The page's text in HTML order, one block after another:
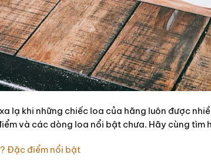
lạ khi những chiếc loa của hãng luôn được
và các dòng loa nổi bật chưa. Hãy cùng tìm
Đặc điểm nổi bật